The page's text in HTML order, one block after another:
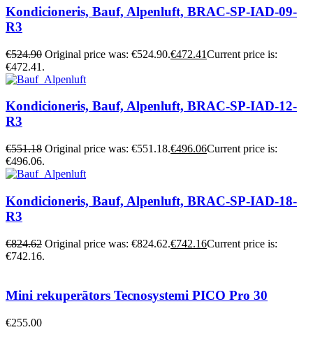
Kondicioneris, Bauf, Alpenluft, BRAC-SP-IAD-09-
R3
€524.90 Original price was: €524.90.€472.41Current price is:
€472.41.
Kondicioneris, Bauf, Alpenluft, BRAC-SP-IAD-12-
R3
€551.18 Original price was: €551.18.€496.06Current price is:
€496.06.
Kondicioneris, Bauf, Alpenluft, BRAC-SP-IAD-18-
R3
€824.62 Original price was: €824.62.€742.16Current price is:
€742.16.
Mini rekuperātors Tecnosystemi PICO Pro 30
€255.00